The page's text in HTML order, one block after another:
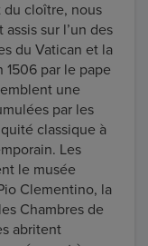
du cloître, nous
sur l’un des
du Vatican et la
1506 par le pape
une
par les
classique à
Les
le musée
Clementino, la
Chambres de
abritent